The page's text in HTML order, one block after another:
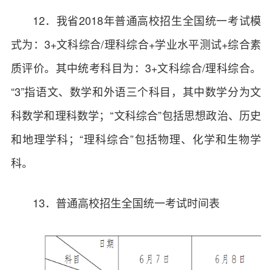
12．我省2018年普通高校招生全国统一考试模
式为：3+文科综合/理科综合+学业水平测试+综合素
质评价。其中统考科目为：3+文科综合/理科综合。
“3”指语文、数学和外语三个科目，其中数学分为文
科数学和理科数学；“文科综合”包括思想政治、历史
和地理学科；“理科综合”包括物理、化学和生物学
科。
13．普通高校招生全国统一考试时间表